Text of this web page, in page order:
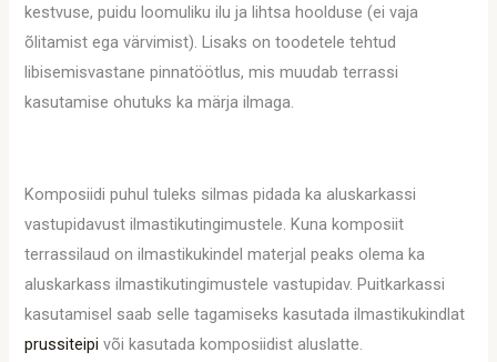
kestvuse, puidu loomuliku ilu ja lihtsa hoolduse (ei vaja
õlitamist ega värvimist). Lisaks on toodetele tehtud
libisemisvastane pinnatöötlus, mis muudab terrassi
kasutamise ohutuks ka märja ilmaga.
Komposiidi puhul tuleks silmas pidada ka aluskarkassi
vastupidavust ilmastikutingimustele. Kuna komposiit
terrassilaud on ilmastikukindel materjal peaks olema ka
aluskarkass ilmastikutingimustele vastupidav. Puitkarkassi
kasutamisel saab selle tagamiseks kasutada ilmastikukindlat
prussiteipi või kasutada komposiidist aluslatte.